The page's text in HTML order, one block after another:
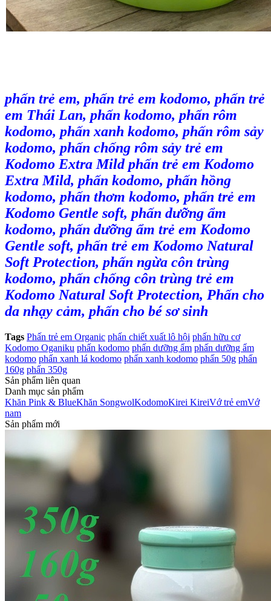
phấn trẻ em, phấn trẻ em kodomo, phấn trẻ
em Thái Lan, phấn kodomo, phấn rôm
kodomo, phấn xanh kodomo, phấn rôm sảy
kodomo, phấn chống rôm sảy trẻ em
Kodomo Extra Mild phấn trẻ em Kodomo
Extra Mild, phấn kodomo, phấn hồng
kodomo, phấn thơm kodomo, phấn trẻ em
Kodomo Gentle soft, phấn dưỡng ẩm
kodomo, phấn dưỡng ẩm trẻ em Kodomo
Gentle soft, phấn trẻ em Kodomo Natural
Soft Protection, phấn ngừa côn trùng
kodomo, phấn chống côn trùng trẻ em
Kodomo Natural Soft Protection, Phấn cho
da nhạy cảm, phấn cho bé sơ sinh
Tags Phấn trẻ em Organic phấn chiết xuất lô hội phấn hữu cơ
Kodomo Oganiku phấn kodomo phấn dưỡng ẩm phấn dưỡng ẩm
kodomo phấn xanh lá kodomo phấn xanh kodomo phấn 50g phấn
160g phấn 350g
Sản phẩm liên quan
Danh mục sản phẩm
Khăn Pink & BlueKhăn SongwolKodomoKirei KireiVớ trẻ emVớ
nam
Sản phẩm mới